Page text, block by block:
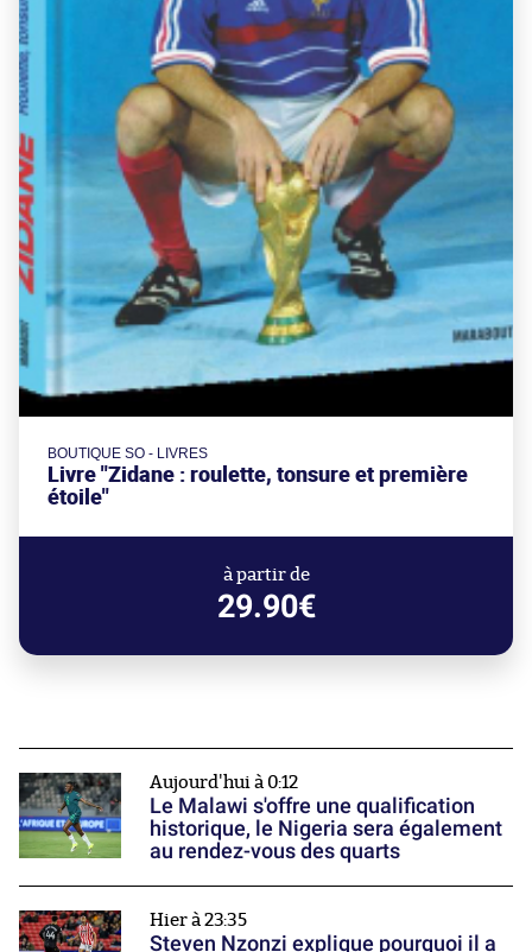
BOUTIQUE SO - LIVRES
Livre "Zidane : roulette, tonsure et première
étoile"
à partir de
29.90€
Aujourd'hui à 0:12
Le Malawi s'offre une qualification
historique, le Nigeria sera également
au rendez-vous des quarts
Hier à 23:35
Steven Nzonzi explique pourquoi il a